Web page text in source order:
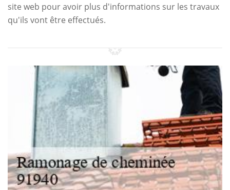
site web pour avoir plus d'informations sur les travaux
qu'ils vont être effectués.